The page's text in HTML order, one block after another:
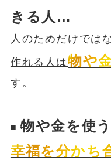
きる人…
人のためだけでは
作れる人は物や
す。
■物や金を使
幸福を分かち